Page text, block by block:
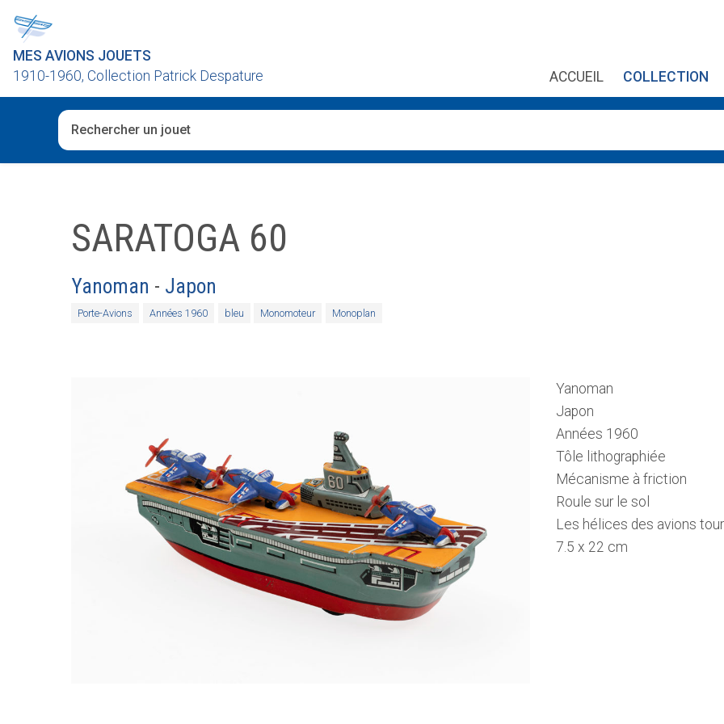
MES AVIONS JOUETS
1910-1960, Collection Patrick Despature
ACCUEIL COLLECTION
SARATOGA 60
Yanoman - Japon
Porte-Avions Années 1960 bleu Monomoteur Monoplan
Yanoman
Japon
Années 1960
Tôle lithographiée
Mécanisme à friction
Roule sur le sol
Les hélices des avions
7.5 x 22 cm